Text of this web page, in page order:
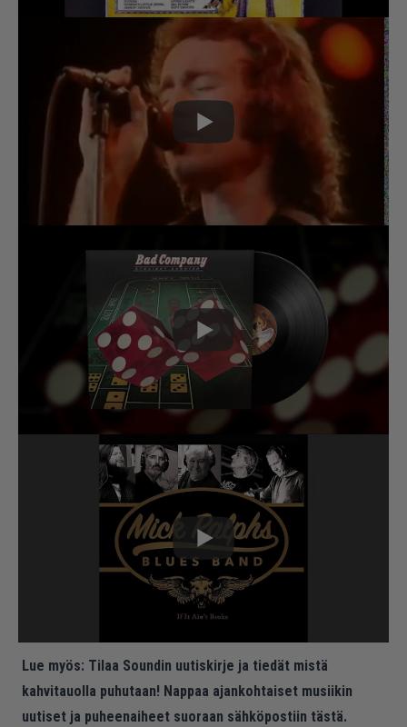
Lue myös: Tilaa Soundin uutiskirje ja tiedät mistä
kahvitauolla puhutaan! Nappaa ajankohtaiset musiikin
uutiset ja puheenaiheet suoraan sähköpostiin tästä.